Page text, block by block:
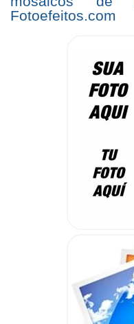
Fotoefeitos.com